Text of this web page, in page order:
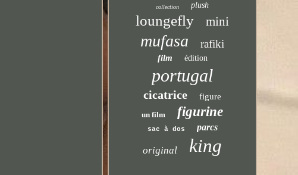
collection plush
loungefly mini
mufasa rafiki
film édition
portugal
cicatrice figure
un film figurine
sac à dos parcs
original king